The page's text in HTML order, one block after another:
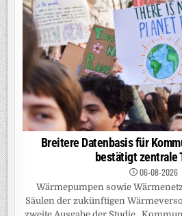
Breitere Datenbasis für
bestätigt zentrale
06-08-2026
Wärmepumpen sowie
Säulen der zukünftigen